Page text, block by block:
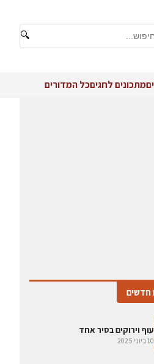
🔍
מתכונים לחגיםכל המדורים
חדשים
עוף וירוקים בסיר אחד
10 ביוני 2025